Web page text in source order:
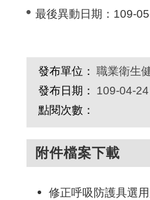
最後異動日期： 109-
發布單位： 職業衛生
發布日期：
109-04-24
點閱次數：
附件檔案下載
修正呼吸防護具選用